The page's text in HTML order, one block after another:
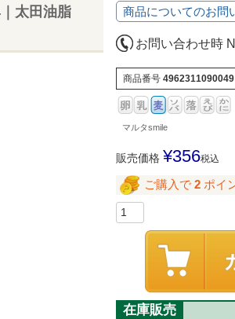
太田油脂
商品についてのお問
お問い合わせ時
商品番号 4962311090049
マルタsmile
販売価格 ¥356税込
ご購入で 2 ポイ
在庫販売